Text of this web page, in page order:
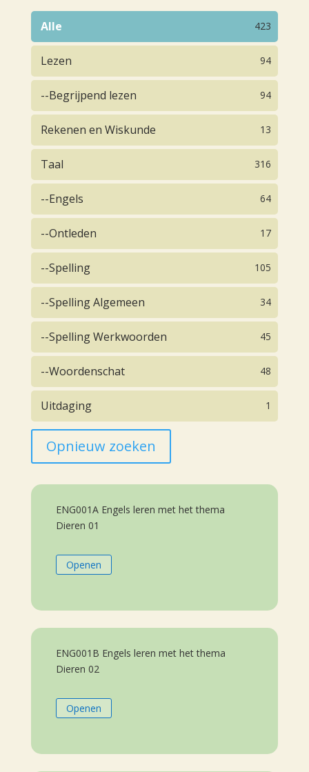
Alle 423
Lezen 94
--Begrijpend lezen 94
Rekenen en Wiskunde 13
Taal 316
--Engels 64
--Ontleden 17
--Spelling 105
--Spelling Algemeen 34
--Spelling Werkwoorden 45
--Woordenschat 48
Uitdaging 1
Opnieuw zoeken
ENG001A Engels leren met het thema
Dieren 01
Openen
ENG001B Engels leren met het thema
Dieren 02
Openen